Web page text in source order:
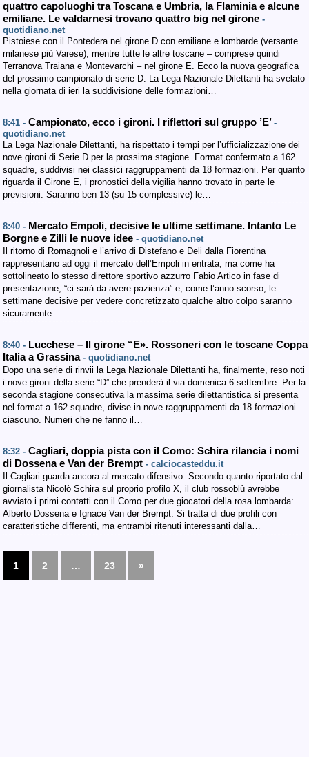
quattro capoluoghi tra Toscana e Umbria, la Flaminia e alcune
emiliane. Le valdarnesi trovano quattro big nel girone -
quotidiano.net
Pistoiese con il Pontedera nel girone D con emiliane e lombarde (versante
milanese più Varese), mentre tutte le altre toscane – comprese quindi
Terranova Traiana e Montevarchi – nel girone E. Ecco la nuova geografica
del prossimo campionato di serie D. La Lega Nazionale Dilettanti ha svelato
nella giornata di ieri la suddivisione delle formazioni…
8:41 - Campionato, ecco i gironi. I riflettori sul gruppo ’E’ -
quotidiano.net
La Lega Nazionale Dilettanti, ha rispettato i tempi per l’ufficializzazione dei
nove gironi di Serie D per la prossima stagione. Format confermato a 162
squadre, suddivisi nei classici raggruppamenti da 18 formazioni. Per quanto
riguarda il Girone E, i pronostici della vigilia hanno trovato in parte le
previsioni. Saranno ben 13 (su 15 complessive) le…
8:40 - Mercato Empoli, decisive le ultime settimane. Intanto Le
Borgne e Zilli le nuove idee - quotidiano.net
Il ritorno di Romagnoli e l’arrivo di Distefano e Deli dalla Fiorentina
rappresentano ad oggi il mercato dell’Empoli in entrata, ma come ha
sottolineato lo stesso direttore sportivo azzurro Fabio Artico in fase di
presentazione, “ci sarà da avere pazienza” e, come l’anno scorso, le
settimane decisive per vedere concretizzato qualche altro colpo saranno
sicuramente…
8:40 - Lucchese – Il girone “E». Rossoneri con le toscane Coppa
Italia a Grassina - quotidiano.net
Dopo una serie di rinvii la Lega Nazionale Dilettanti ha, finalmente, reso noti
i nove gironi della serie “D” che prenderà il via domenica 6 settembre. Per la
seconda stagione consecutiva la massima serie dilettantistica si presenta
nel format a 162 squadre, divise in nove raggruppamenti da 18 formazioni
ciascuno. Numeri che ne fanno il…
8:32 - Cagliari, doppia pista con il Como: Schira rilancia i nomi
di Dossena e Van der Brempt - calciocasteddu.it
Il Cagliari guarda ancora al mercato difensivo. Secondo quanto riportato dal
giornalista Nicolò Schira sul proprio profilo X, il club rossoblù avrebbe
avviato i primi contatti con il Como per due giocatori della rosa lombarda:
Alberto Dossena e Ignace Van der Brempt. Si tratta di due profili con
caratteristiche differenti, ma entrambi ritenuti interessanti dalla…
1 2 … 23 »